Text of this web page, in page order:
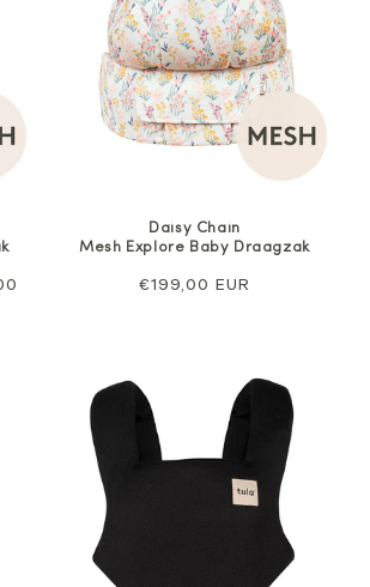
Daisy Chain
Mesh Explore Baby Draagzak
Normale
€199,00 EUR